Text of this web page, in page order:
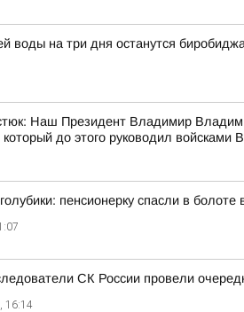
воды на три дня останутся
Наш Президент Владимир
до этого руководил войсками
пенсионерку спасли в
СК России провели
16:14